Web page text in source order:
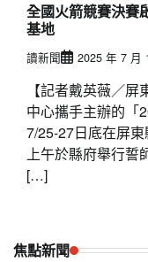
全國火箭競賽決
基地
讀新聞 2025 年 7 月
【記者戴英薇／
中心攜手主辦的「
7/25-27日底在屏
上午於縣府舉行誓
[…]
焦點新聞